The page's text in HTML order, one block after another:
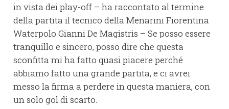
in vista dei play-off – ha raccontato al termine
della partita il tecnico della Menarini Fiorentina
Waterpolo Gianni De Magistris – Se posso essere
tranquillo e sincero, posso dire che questa
sconfitta mi ha fatto quasi piacere perché
abbiamo fatto una grande partita, e ci avrei
messo la firma a perdere in questa maniera, con
un solo gol di scarto.